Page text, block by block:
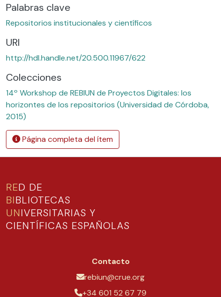
Palabras clave
Repositorios institucionales y científicos
URI
http://hdl.handle.net/20.500.11967/622
Colecciones
14º Workshop de REBIUN de Proyectos Digitales: los
horizontes de los repositorios (Universidad de Córdoba,
2015)
Página completa del ítem
RED DE
BIBLIOTECAS
UNIVERSITARIAS Y
CIENTÍFICAS ESPAÑOLAS
Contacto
rebiun@crue.org
+34 601 52 67 79